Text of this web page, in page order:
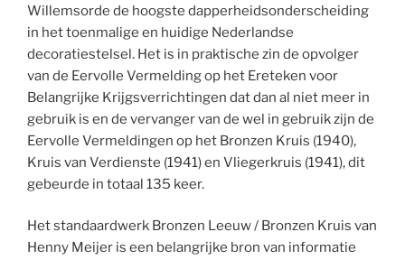
Willemsorde de hoogste dapperheidsonderscheiding
in het toenmalige en huidige Nederlandse
decoratiestelsel. Het is in praktische zin de opvolger
van de Eervolle Vermelding op het Ereteken voor
Belangrijke Krijgsverrichtingen dat dan al niet meer in
gebruik is en de vervanger van de wel in gebruik zijn de
Eervolle Vermeldingen op het Bronzen Kruis (1940),
Kruis van Verdienste (1941) en Vliegerkruis (1941), dit
gebeurde in totaal 135 keer.
Het standaardwerk Bronzen Leeuw / Bronzen Kruis van
Henny Meijer is een belangrijke bron van informatie